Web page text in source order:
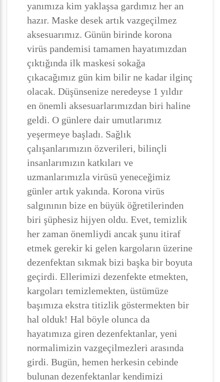
yanımıza kim yaklaşsa gardımız her an
hazır. Maske desek artık vazgeçilmez
aksesuarımız. Günün birinde korona
virüs pandemisi tamamen hayatımızdan
çıktığında ilk maskesi sokağa
çıkacağımız gün kim bilir ne kadar ilginç
olacak. Düşünsenize neredeyse 1 yıldır
en önemli aksesuarlarımızdan biri haline
geldi. O günlere dair umutlarımız
yeşermeye başladı. Sağlık
çalışanlarımızın özverileri, bilinçli
insanlarımızın katkıları ve
uzmanlarımızla virüsü yeneceğimiz
günler artık yakında. Korona virüs
salgınının bize en büyük öğretilerinden
biri şüphesiz hijyen oldu. Evet, temizlik
her zaman önemliydi ancak şunu itiraf
etmek gerekir ki gelen kargoların üzerine
dezenfektan sıkmak bizi başka bir boyuta
geçirdi. Ellerimizi dezenfekte etmekten,
kargoları temizlemekten, üstümüze
başımıza ekstra titizlik göstermekten bir
hal olduk! Hal böyle olunca da
hayatımıza giren dezenfektanlar, yeni
normalimizin vazgeçilmezleri arasında
girdi. Bugün, hemen herkesin cebinde
bulunan dezenfektanlar kendimizi